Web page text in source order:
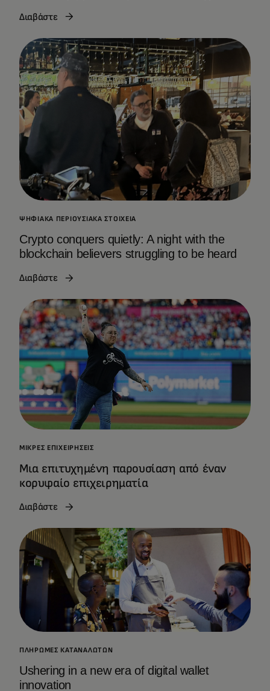
Διαβάστε
ΨΗΦΙΑΚΆ ΠΕΡΙΟΥΣΙΑΚΆ ΣΤΟΙΧΕΊΑ
Crypto conquers quietly: A night with the
blockchain believers struggling to be heard
Διαβάστε
ΜΙΚΡΈΣ ΕΠΙΧΕΙΡΉΣΕΙΣ
Μια επιτυχημένη παρουσίαση από έναν
κορυφαίο επιχειρηματία
Διαβάστε
ΠΛΗΡΩΜΈΣ ΚΑΤΑΝΑΛΩΤΏΝ
Ushering in a new era of digital wallet
innovation